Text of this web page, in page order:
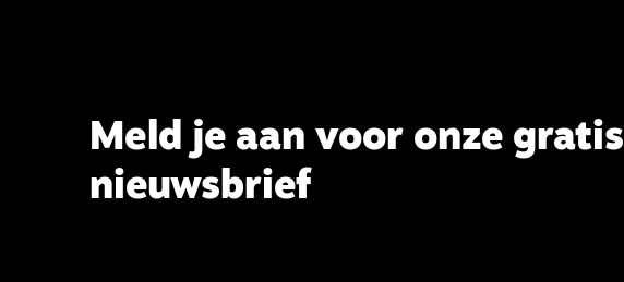
Meld je aan voor onze gratis
nieuwsbrief